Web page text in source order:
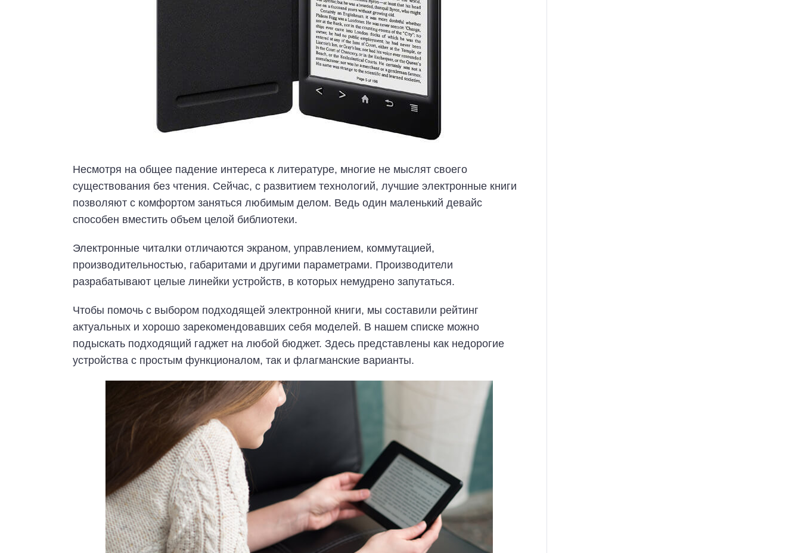
Несмотря на общее падение интереса к литературе, многие не мыслят своего
существования без чтения. Сейчас, с развитием технологий, лучшие электронные книги
позволяют с комфортом заняться любимым делом. Ведь один маленький девайс
способен вместить объем целой библиотеки.
Электронные читалки отличаются экраном, управлением, коммутацией,
производительностью, габаритами и другими параметрами. Производители
разрабатывают целые линейки устройств, в которых немудрено запутаться.
Чтобы помочь с выбором подходящей электронной книги, мы составили рейтинг
актуальных и хорошо зарекомендовавших себя моделей. В нашем списке можно
подыскать подходящий гаджет на любой бюджет. Здесь представлены как недорогие
устройства с простым функционалом, так и флагманские варианты.